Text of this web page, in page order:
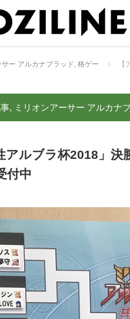
サー アルカナブラッド, 格ゲー
, ミリオンアーサー アルカナ
アルブラ杯2018」
付中